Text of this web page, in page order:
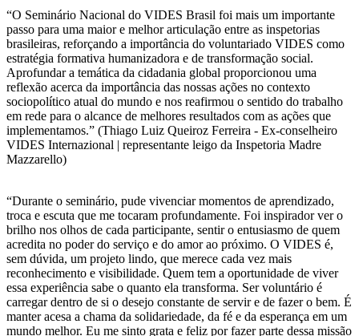
“O Seminário Nacional do VIDES Brasil foi mais um importante
passo para uma maior e melhor articulação entre as inspetorias
brasileiras, reforçando a importância do voluntariado VIDES como
estratégia formativa humanizadora e de transformação social.
Aprofundar a temática da cidadania global proporcionou uma
reflexão acerca da importância das nossas ações no contexto
sociopolítico atual do mundo e nos reafirmou o sentido do trabalho
em rede para o alcance de melhores resultados com as ações que
implementamos.” (Thiago Luiz Queiroz Ferreira - Ex-conselheiro
VIDES Internazional | representante leigo da Inspetoria Madre
Mazzarello)
“Durante o seminário, pude vivenciar momentos de aprendizado,
troca e escuta que me tocaram profundamente. Foi inspirador ver o
brilho nos olhos de cada participante, sentir o entusiasmo de quem
acredita no poder do serviço e do amor ao próximo. O VIDES é,
sem dúvida, um projeto lindo, que merece cada vez mais
reconhecimento e visibilidade. Quem tem a oportunidade de viver
essa experiência sabe o quanto ela transforma. Ser voluntário é
carregar dentro de si o desejo constante de servir e de fazer o bem. É
manter acesa a chama da solidariedade, da fé e da esperança em um
mundo melhor. Eu me sinto grata e feliz por fazer parte dessa missão